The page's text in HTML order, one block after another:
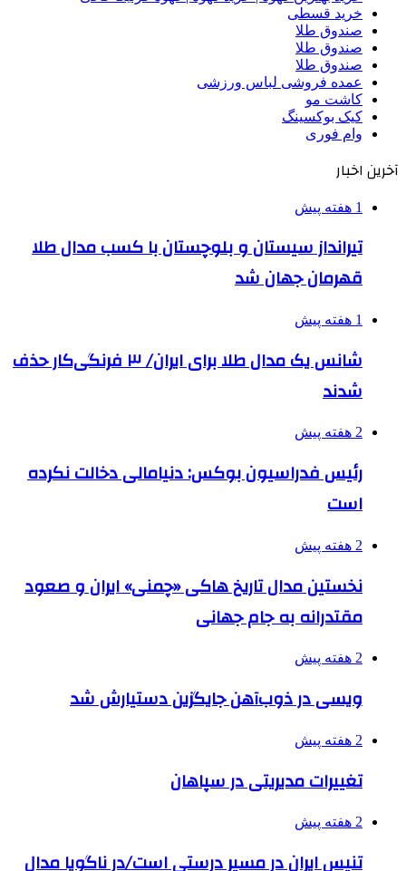
خرید قسطی
صندوق طلا
صندوق طلا
صندوق طلا
عمده فروشی لباس ورزشی
کاشت مو
کیک بوکسینگ
وام فوری
آخرین اخبار
1 هفته پیش
تیرانداز سیستان و بلوچستان با کسب مدال طلا
قهرمان جهان شد
1 هفته پیش
شانس یک مدال طلا برای ایران/ ۳ فرنگی‌کار حذف
شدند
2 هفته پیش
رئیس فدراسیون بوکس: دنیامالی دخالت نکرده
است
2 هفته پیش
نخستین مدال تاریخ هاکی «چمنی» ایران و صعود
مقتدرانه به جام جهانی
2 هفته پیش
ویسی در ذوب‌آهن جایگزین دستیارش شد
2 هفته پیش
تغییرات مدیریتی در سپاهان
2 هفته پیش
تنیس ایران در مسیر درستی است/در ناگویا مدال